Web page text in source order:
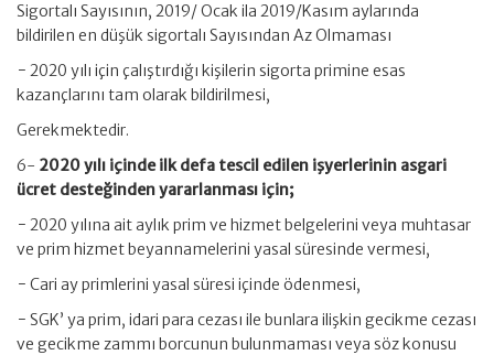
Sigortalı Sayısının, 2019/ Ocak ila 2019/Kasım aylarında
bildirilen en düşük sigortalı Sayısından Az Olmaması
− 2020 yılı için çalıştırdığı kişilerin sigorta primine esas
kazançlarını tam olarak bildirilmesi,
Gerekmektedir.
6- 2020 yılı içinde ilk defa tescil edilen işyerlerinin asgari
ücret desteğinden yararlanması için;
− 2020 yılına ait aylık prim ve hizmet belgelerini veya muhtasar
ve prim hizmet beyannamelerini yasal süresinde vermesi,
− Cari ay primlerini yasal süresi içinde ödenmesi,
− SGK’ ya prim, idari para cezası ile bunlara ilişkin gecikme cezası
ve gecikme zammı borcunun bulunmaması veya söz konusu